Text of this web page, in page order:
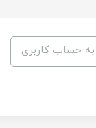
به حساب کاربری